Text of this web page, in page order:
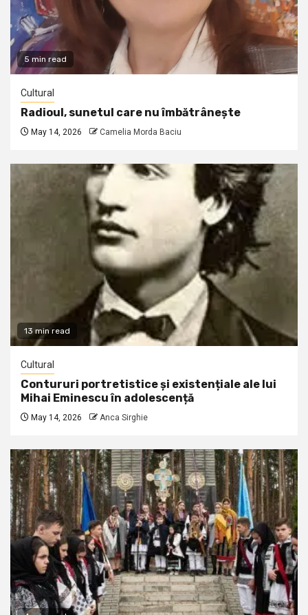
5 min read
Cultural
Radioul, sunetul care nu îmbătrânește
May 14, 2026 Camelia Morda Baciu
13 min read
Cultural
Contururi portretistice și existențiale ale lui
Mihai Eminescu în adolescență
May 14, 2026 Anca Sirghie